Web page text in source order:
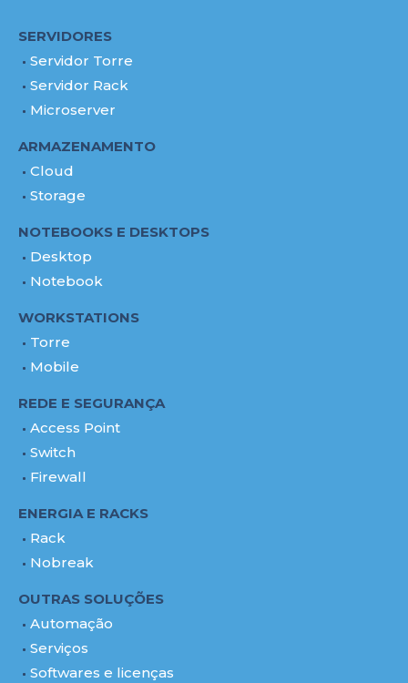
SERVIDORES
Servidor Torre
Servidor Rack
Microserver
ARMAZENAMENTO
Cloud
Storage
NOTEBOOKS E DESKTOPS
Desktop
Notebook
WORKSTATIONS
Torre
Mobile
REDE E SEGURANÇA
Access Point
Switch
Firewall
ENERGIA E RACKS
Rack
Nobreak
OUTRAS SOLUÇÕES
Automação
Serviços
Softwares e licenças